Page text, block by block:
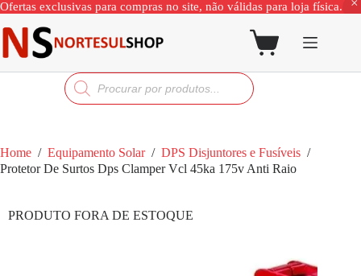
Ofertas exclusivas para compras no site, não válidas para loja física.
Home / Equipamento Solar / DPS Disjuntores e Fusíveis /
Protetor De Surtos Dps Clamper Vcl 45ka 175v Anti Raio
PRODUTO FORA DE ESTOQUE